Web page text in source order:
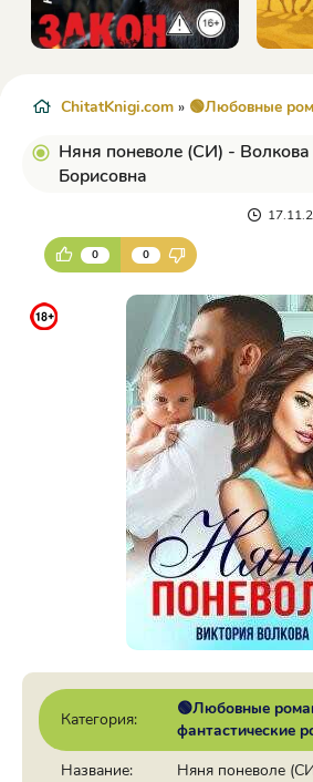
ChitatKnigi.com » 🟢Любовные
Няня поневоле (СИ) - Волкова
Борисовна
0 0
Категория:
🟢Любовные
фантастические
Название:
Няня поневоле